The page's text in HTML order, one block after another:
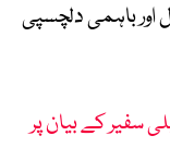
اور باہمی دلچسپی
سفیر کے بیان پر